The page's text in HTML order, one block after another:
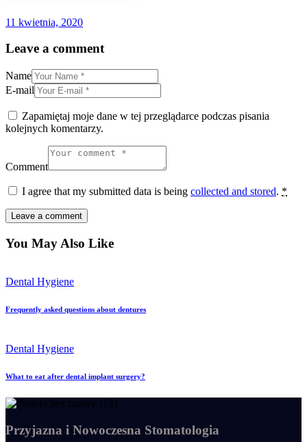
11 kwietnia, 2020
Leave a comment
Name
E-mail
Zapamiętaj moje dane w tej przeglądarce podczas pisania
kolejnych komentarzy.
Comment
I agree that my submitted data is being collected and stored. *
You May Also Like
Dental Hygiene
Frequently asked questions about dentures
Dental Hygiene
What to eat after dental implant surgery?
Przyjazna i Nowoczesna Stomatologia